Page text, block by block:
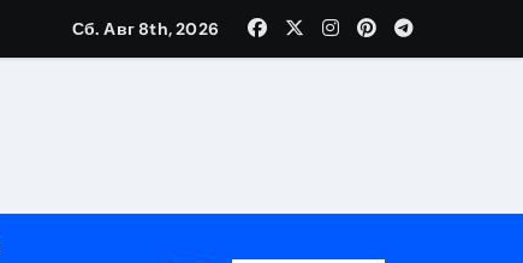
Сб. Авг 8th, 2026